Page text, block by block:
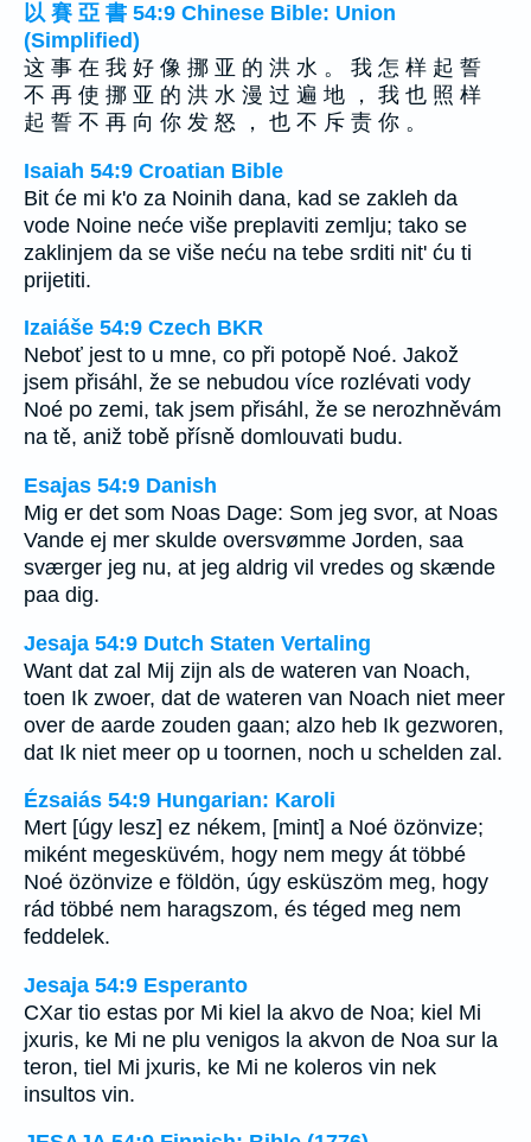
以 賽 亞 書 54:9 Chinese Bible: Union
(Simplified)
这 事 在 我 好 像 挪 亚 的 洪 水 。 我 怎 样 起 誓
不 再 使 挪 亚 的 洪 水 漫 过 遍 地 ， 我 也 照 样
起 誓 不 再 向 你 发 怒 ， 也 不 斥 责 你 。
Isaiah 54:9 Croatian Bible
Bit će mi k'o za Noinih dana, kad se zakleh da
vode Noine neće više preplaviti zemlju; tako se
zaklinjem da se više neću na tebe srditi nit' ću ti
prijetiti.
Izaiáše 54:9 Czech BKR
Neboť jest to u mne, co při potopě Noé. Jakož
jsem přisáhl, že se nebudou více rozlévati vody
Noé po zemi, tak jsem přisáhl, že se nerozhněvám
na tě, aniž tobě přísně domlouvati budu.
Esajas 54:9 Danish
Mig er det som Noas Dage: Som jeg svor, at Noas
Vande ej mer skulde oversvømme Jorden, saa
sværger jeg nu, at jeg aldrig vil vredes og skænde
paa dig.
Jesaja 54:9 Dutch Staten Vertaling
Want dat zal Mij zijn als de wateren van Noach,
toen Ik zwoer, dat de wateren van Noach niet meer
over de aarde zouden gaan; alzo heb Ik gezworen,
dat Ik niet meer op u toornen, noch u schelden zal.
Ézsaiás 54:9 Hungarian: Karoli
Mert [úgy lesz] ez nékem, [mint] a Noé özönvize;
miként megesküvém, hogy nem megy át többé
Noé özönvize e földön, úgy esküszöm meg, hogy
rád többé nem haragszom, és téged meg nem
feddelek.
Jesaja 54:9 Esperanto
CXar tio estas por Mi kiel la akvo de Noa; kiel Mi
jxuris, ke Mi ne plu venigos la akvon de Noa sur la
teron, tiel Mi jxuris, ke Mi ne koleros vin nek
insultos vin.